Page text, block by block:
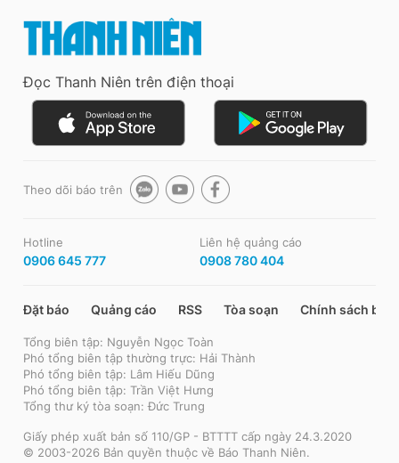
Đọc Thanh Niên trên điện thoại
Theo dõi báo trên
Hotline
0906 645 777
Liên hệ quảng cáo
0908 780 404
Đặt báo Quảng cáo RSS Tòa soạn Chính sách bảo
Tổng biên tập: Nguyễn Ngọc Toàn
Phó tổng biên tập thường trực: Hải Thành
Phó tổng biên tập: Lâm Hiếu Dũng
Phó tổng biên tập: Trần Việt Hưng
Tổng thư ký tòa soạn: Đức Trung
Giấy phép xuất bản số 110/GP - BTTTT cấp ngày 24.3.2020
© 2003-2026 Bản quyền thuộc về Báo Thanh Niên.